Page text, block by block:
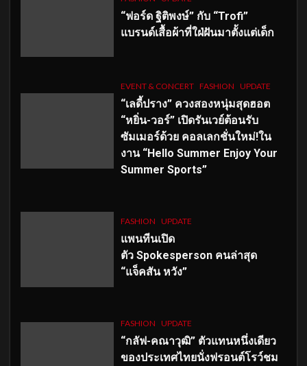
“ฟอร์ด ฐิติพงษ์” กับ “Trofi”
แบรนด์เสื้อผ้าที่ใฝ่ฝันมาตั้งแต่เด็ก
EVENT & CONCERT FASHION UPDATE
“เลดี้ปราง” ควงสองหนุ่มสุดฮอต
“หยิ่น-วอร์” เปิดรันเวย์ต้อนรับ
ซัมเมอร์ด้วย คอลเลกชั่นใหม่!ใน
งาน “Hello Summer Enjoy Your
Summer Sports”
FASHION UPDATE
แพนทีนเปิด
ตัว Spokesperson คนล่าสุด
“แจ็คสัน หวัง”
FASHION UPDATE
“กลัฟ-คณาวุฒิ” ตัวแทนหนึ่งเดียว
ของประเทศไทยนั่งฟรอนต์โรว์ชม